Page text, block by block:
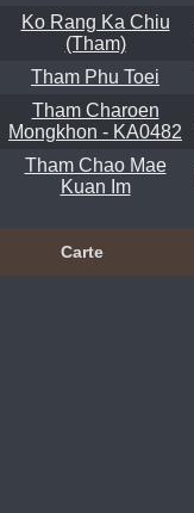
Ko Rang Ka Chiu
(Tham)
Tham Phu Toei
Tham Charoen
Mongkhon - KA0482
Tham Chao Mae
Kuan Im
Carte